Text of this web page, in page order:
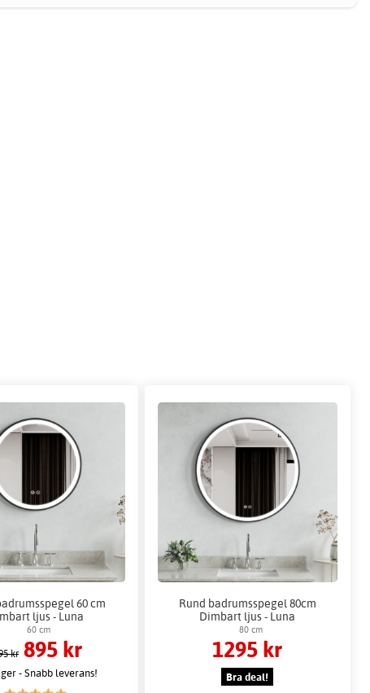
60 cm
ljus - Luna
60 cm
kr 895 kr
- Snabb leverans!
Rund badrumsspegel 80cm
Dimbart ljus - Luna
80 cm
1295 kr
Bra deal!